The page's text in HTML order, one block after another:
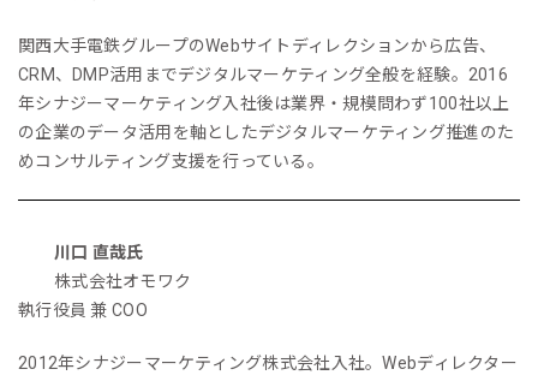
関西大手電鉄グループのWebサイトディレクションから広告、
CRM、DMP活用までデジタルマーケティング全般を経験。2016
年シナジーマーケティング入社後は業界・規模問わず100社以上
の企業のデータ活用を軸としたデジタルマーケティング推進のた
めコンサルティング支援を行っている。
川口 直哉氏
株式会社オモワク
執行役員 兼 COO
2012年シナジーマーケティング株式会社入社。Webディレクター